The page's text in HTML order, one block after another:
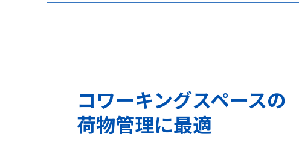
コワーキングスペースの
荷物管理に最適